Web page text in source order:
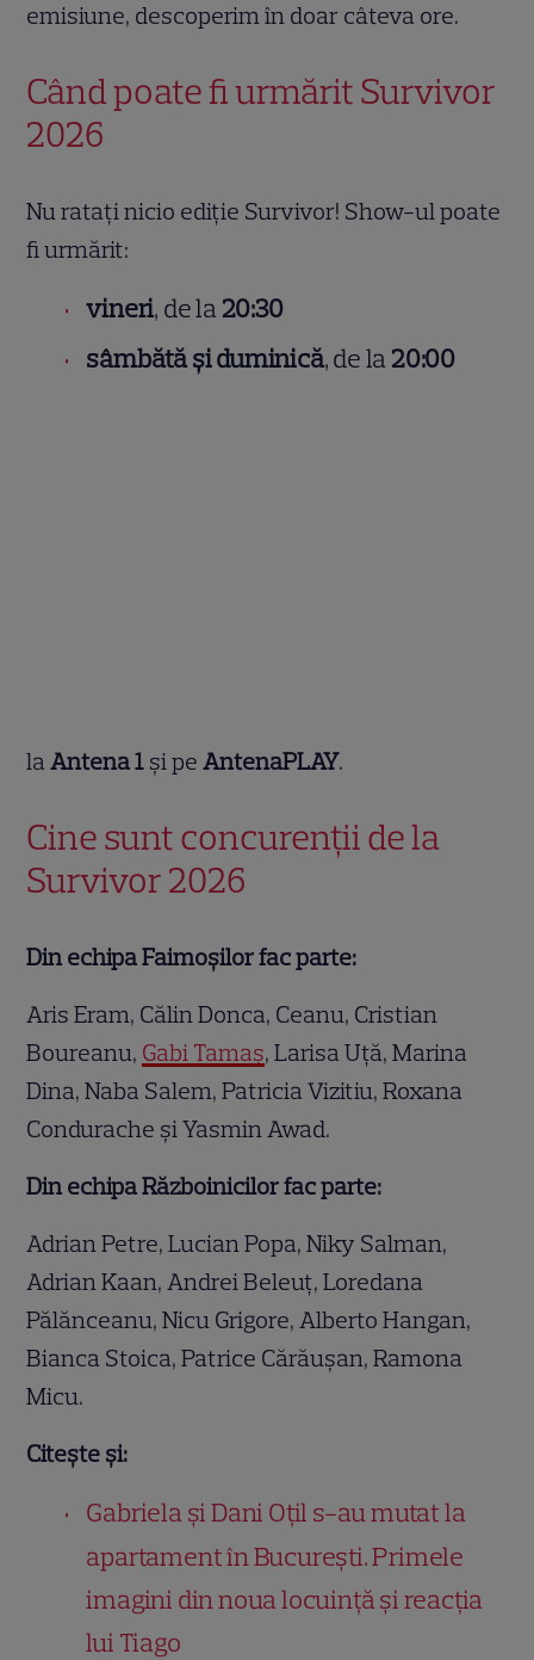
emisiune, descoperim în doar câteva ore.
Când poate fi urmărit Survivor
2026
Nu ratați nicio ediție Survivor! Show-ul poate
fi urmărit:
vineri, de la20:30
sâmbătă și duminică, de la20:00
laAntena 1 și peAntenaPLAY.
Cine sunt concurenții de la
Survivor 2026
Din echipa Faimoșilor fac parte:
Aris Eram, Călin Donca, Ceanu, Cristian
Boureanu, Gabi Tamaș, Larisa Uță, Marina
Dina, Naba Salem, Patricia Vizitiu, Roxana
Condurache și Yasmin Awad.
Din echipa Războinicilor fac parte:
Adrian Petre, Lucian Popa, Niky Salman,
Adrian Kaan, Andrei Beleuț, Loredana
Pălănceanu, Nicu Grigore, Alberto Hangan,
Bianca Stoica, Patrice Cărăușan, Ramona
Micu.
Citește și:
Gabriela și Dani Oțil s-au mutat la
apartament în București. Primele
imagini din noua locuință și reacția
lui Tiago